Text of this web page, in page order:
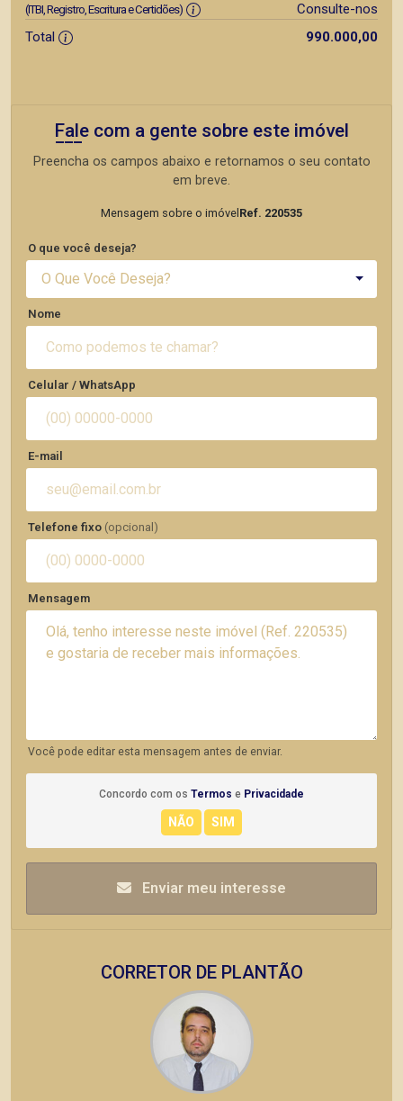
(ITBI, Registro, Escritura e Certidões)
Consulte-nos
Total
990.000,00
Fale com a gente sobre este imóvel
Preencha os campos abaixo e retornamos o seu contato
em breve.
Mensagem sobre o imóvel Ref. 220535
O que você deseja?
O Que Você Deseja?
Nome
Celular / WhatsApp
E-mail
Telefone fixo (opcional)
Mensagem
Você pode editar esta mensagem antes de enviar.
Concordo com os Termos e Privacidade
Enviar meu interesse
CORRETOR DE PLANTÃO